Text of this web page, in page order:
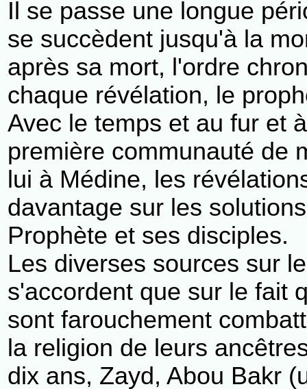
Il se passe une longue
se succèdent jusqu'à la
après sa mort, l'ordre
chaque révélation, le
Avec le temps et au fur et
première communauté de
lui à Médine, les
davantage sur les
Prophète et ses disciples.
Les diverses sources sur
s'accordent que sur le fait
sont farouchement
la religion de leurs
dix ans, Zayd, Abou Bakr